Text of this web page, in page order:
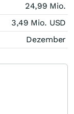
24,99 Mio.
3,49 Mio. USD
Dezember